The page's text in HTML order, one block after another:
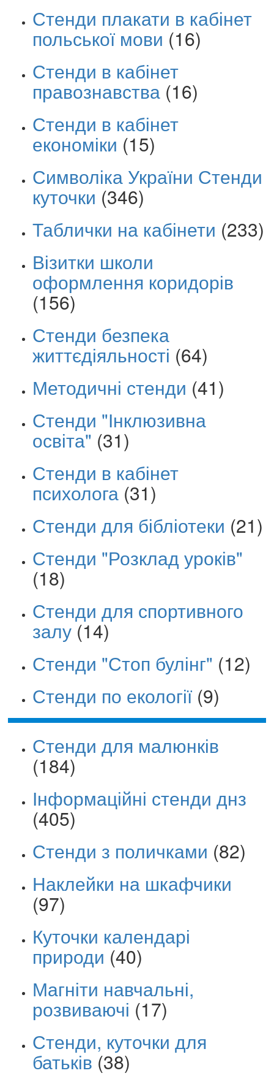
Стенди плакати в кабінет
польської мови (16)
Стенди в кабінет
правознавства (16)
Стенди в кабінет
економіки (15)
Символіка України Стенди
куточки (346)
Таблички на кабінети (233)
Візитки школи
оформлення коридорів
(156)
Стенди безпека
життєдіяльності (64)
Методичні стенди (41)
Стенди "Інклюзивна
освіта" (31)
Стенди в кабінет
психолога (31)
Стенди для бібліотеки (21)
Стенди "Розклад уроків"
(18)
Стенди для спортивного
залу(14)
Стенди "Стоп булінг" (12)
Стенди по екології (9)
Стенди для малюнків
(184)
Інформаційні стенди днз
(405)
Стенди з поличками (82)
Наклейки на шкафчики
(97)
Куточки календарі
природи (40)
Магніти навчальні,
розвиваючі (17)
Стенди, куточки для
батьків (38)